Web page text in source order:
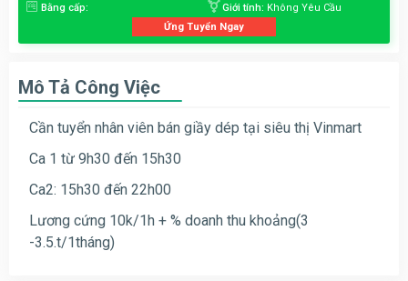
Bằng cấp: Giới tính: Không Yêu Cầu
Ứng Tuyển Ngay
Mô Tả Công Việc
Cần tuyển nhân viên bán giầy dép tại siêu thị Vinmart
Ca 1 từ 9h30 đến 15h30
Ca2: 15h30 đến 22h00
Lương cứng 10k/1h + % doanh thu khoảng(3
-3.5.t/1tháng)